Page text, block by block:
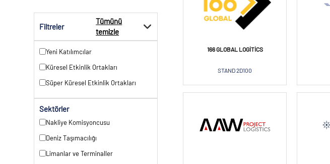
Filtreler
Tümünü
temizle
Yeni Katılımcılar
Küresel Etkinlik Ortakları
Süper Küresel Etkinlik Ortakları
Sektörler
Nakliye Komisyoncusu
Deniz Taşımacılığı
Limanlar ve Terminaller
166 GLOBAL LOGITICS
STAND 2D100